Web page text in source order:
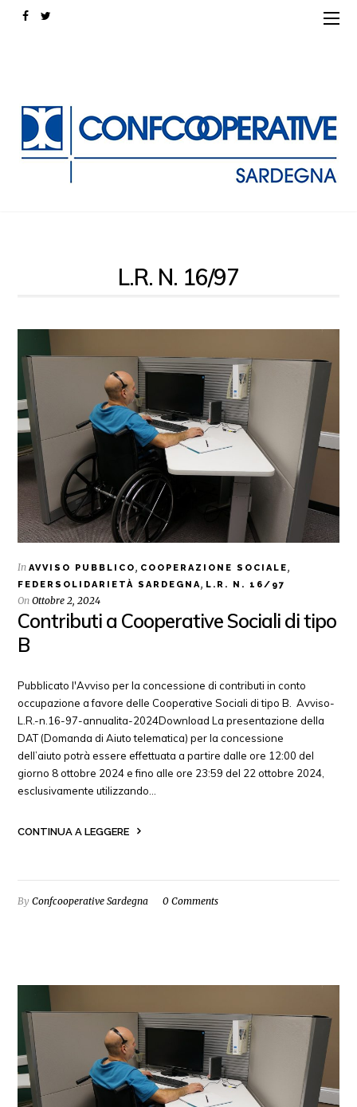
L.R. N. 16/97
InAVVISO PUBBLICO, COOPERAZIONE SOCIALE,
FEDERSOLIDARIETÀ SARDEGNA, L.R. N. 16/97
OnOttobre 2, 2024
Contributi a Cooperative Sociali di tipo
B
Pubblicato l'Avviso per la concessione di contributi in conto
occupazione a favore delle Cooperative Sociali di tipo B. Avviso-
L.R.-n.16-97-annualita-2024Download La presentazione della
DAT (Domanda di Aiuto telematica) per la concessione
dell’aiuto potrà essere effettuata a partire dalle ore 12:00 del
giorno 8 ottobre 2024 e fino alle ore 23:59 del 22 ottobre 2024,
esclusivamente utilizzando…
CONTINUA A LEGGERE
ByConfcooperative Sardegna 0 Comments